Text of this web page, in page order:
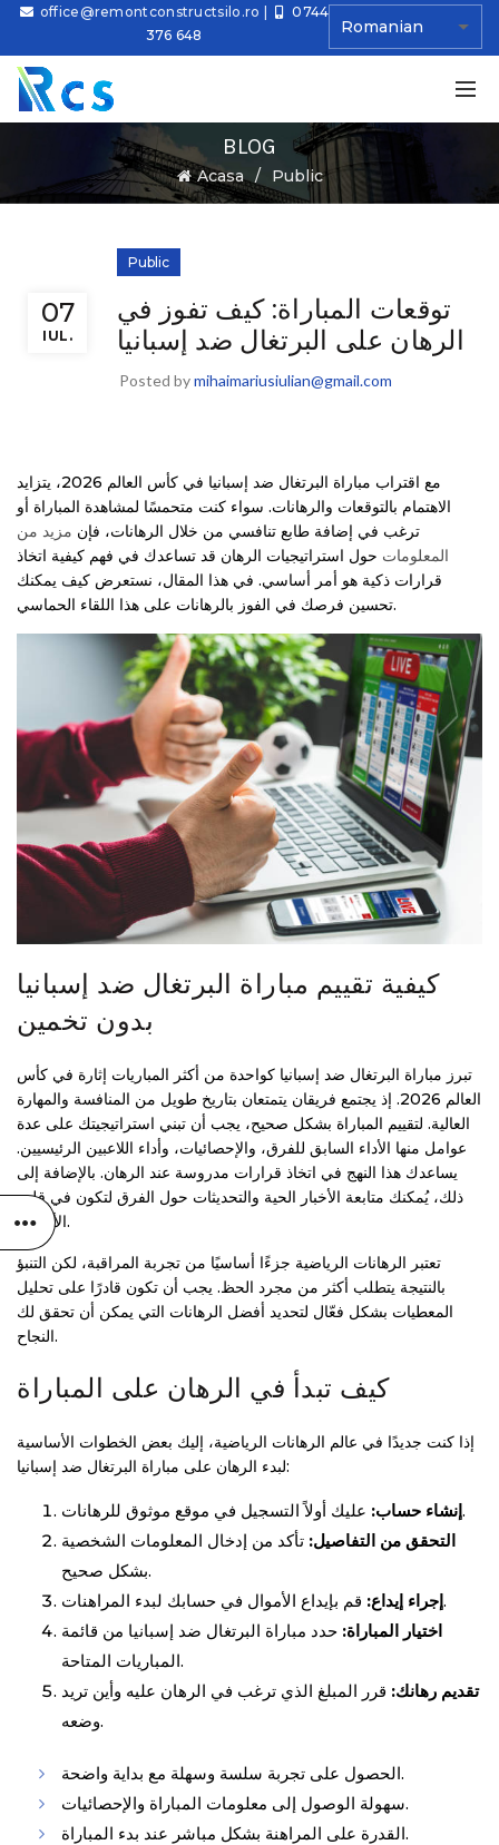
office@remontconstructsilo.ro
0744
376 648
BLOG
Acasa Public
07
IUL.
Public
توقعات المباراة: كيف تفوز في
الرهان على البرتغال ضد إسبانيا
Posted bymihaimariusiulian@gmail.com
مع اقتراب مباراة البرتغال ضد إسبانيا في كأس العالم 2026، يتزايد
الاهتمام بالتوقعات والرهانات. سواء كنت متحمسًا لمشاهدة المباراة أو
ترغب في إضافة طابع تنافسي من خلال الرهانات، فإن مزيد من
المعلومات حول استراتيجيات الرهان قد تساعدك في فهم كيفية اتخاذ
قرارات ذكية هو أمر أساسي. في هذا المقال، نستعرض كيف يمكنك
تحسين فرصك في الفوز بالرهانات على هذا اللقاء الحماسي.
كيفية تقييم مباراة البرتغال ضد إسبانيا
بدون تخمين
تبرز مباراة البرتغال ضد إسبانيا كواحدة من أكثر المباريات إثارة في كأس
العالم 2026. إذ يجتمع فريقان يتمتعان بتاريخ طويل من المنافسة والمهارة
العالية. لتقييم المباراة بشكل صحيح، يجب أن تبني استراتيجيتك على عدة
عوامل منها الأداء السابق للفرق، والإحصائيات، وأداء اللاعبين الرئيسيين.
يساعدك هذا النهج في اتخاذ قرارات مدروسة عند الرهان. بالإضافة إلى
ذلك، يُمكنك متابعة الأخبار الحية والتحديثات حول الفرق لتكون في قلب
الأحداث.
تعتبر الرهانات الرياضية جزءًا أساسيًا من تجربة المراقبة، لكن التنبؤ
بالنتيجة يتطلب أكثر من مجرد الحظ. يجب أن تكون قادرًا على تحليل
المعطيات بشكل فعّال لتحديد أفضل الرهانات التي يمكن أن تحقق لك
النجاح.
كيف تبدأ في الرهان على المباراة
إذا كنت جديدًا في عالم الرهانات الرياضية، إليك بعض الخطوات الأساسية
لبدء الرهان على مباراة البرتغال ضد إسبانيا:
إنشاء حساب:عليك أولاً التسجيل في موقع موثوق للرهانات.
التحقق من التفاصيل: تأكد من إدخال المعلومات الشخصية
بشكل صحيح.
إجراء إيداع:قم بإيداع الأموال في حسابك لبدء المراهنات.
اختيار المباراة: حدد مباراة البرتغال ضد إسبانيا من قائمة
المباريات المتاحة.
تقديم رهانك: قرر المبلغ الذي ترغب في الرهان عليه وأين تريد
وضعه.
الحصول على تجربة سلسة وسهلة مع بداية واضحة.
سهولة الوصول إلى معلومات المباراة والإحصائيات.
القدرة على المراهنة بشكل مباشر عند بدء المباراة.